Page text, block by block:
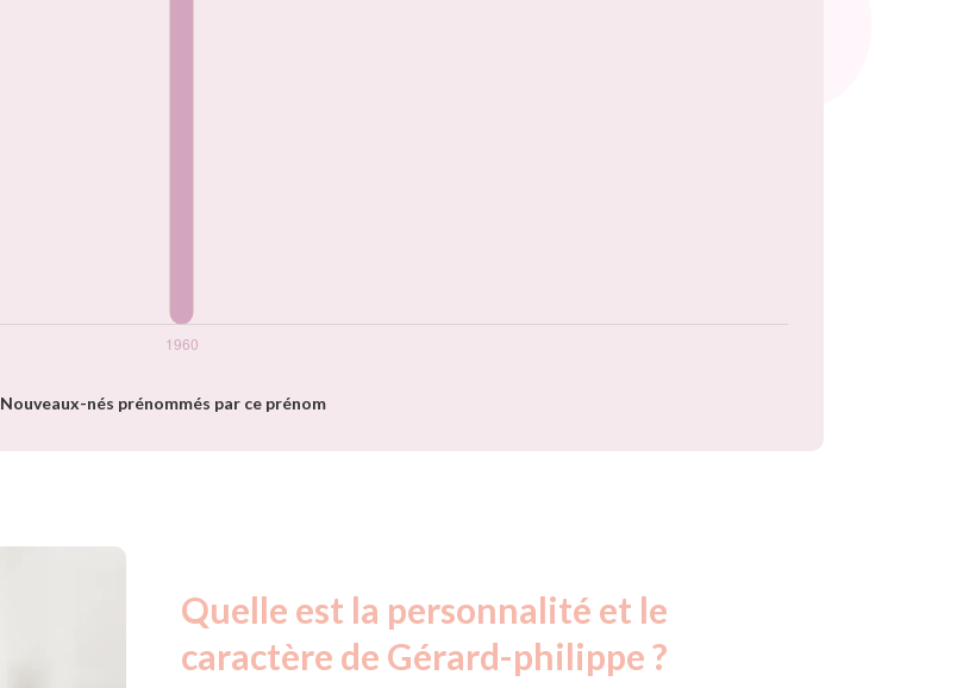
Nouveaux-nés prénommés par ce prénom
Quelle est la personnalité et le
caractère de Gérard-philippe ?